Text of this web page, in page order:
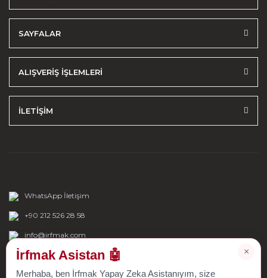
SAYFALAR
ALIŞVERİŞ İŞLEMLERİ
İLETİŞİM
WhatsApp İletişim
+90 212 526 28 58
info@irfmak.com
×
İrfmak Asistan 🤖
Merhaba, ben İrfmak Yapay Zeka Asistanıyım, size